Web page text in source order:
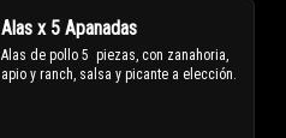
Alas x 5 Apanadas
Alas de pollo 5  piezas, con zanahoria,
apio y ranch, salsa y picante a elección.